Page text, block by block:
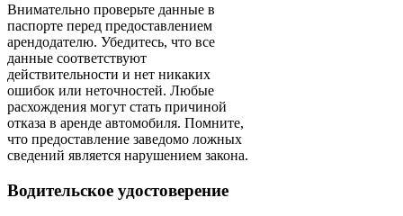
Внимательно проверьте данные в
паспорте перед предоставлением
арендодателю. Убедитесь, что все
данные соответствуют
действительности и нет никаких
ошибок или неточностей. Любые
расхождения могут стать причиной
отказа в аренде автомобиля. Помните,
что предоставление заведомо ложных
сведений является нарушением закона.
Водительское удостоверение